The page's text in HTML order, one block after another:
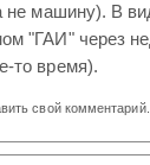
не машину). В
"ГАИ" через
то время).
свой комментарий.